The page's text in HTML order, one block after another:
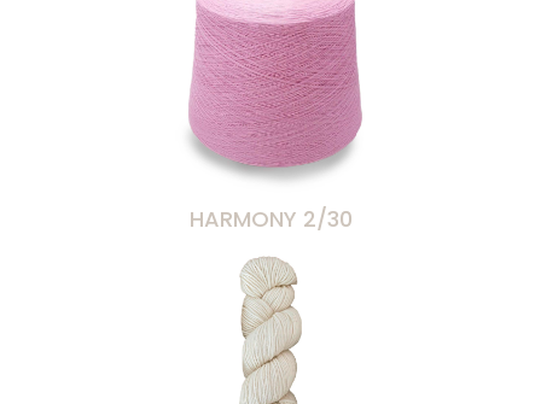
HARMONY 2/30